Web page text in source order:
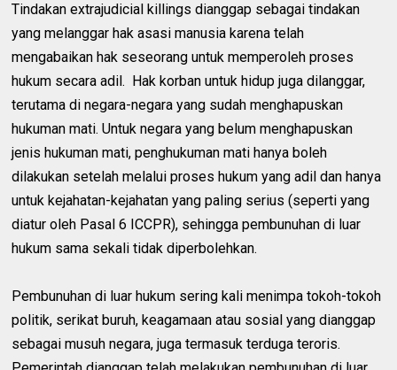
Tindakan extrajudicial killings dianggap sebagai tindakan
yang melanggar hak asasi manusia karena telah
mengabaikan hak seseorang untuk memperoleh proses
hukum secara adil. Hak korban untuk hidup juga dilanggar,
terutama di negara-negara yang sudah menghapuskan
hukuman mati. Untuk negara yang belum menghapuskan
jenis hukuman mati, penghukuman mati hanya boleh
dilakukan setelah melalui proses hukum yang adil dan hanya
untuk kejahatan-kejahatan yang paling serius (seperti yang
diatur oleh Pasal 6 ICCPR), sehingga pembunuhan di luar
hukum sama sekali tidak diperbolehkan.
Pembunuhan di luar hukum sering kali menimpa tokoh-tokoh
politik, serikat buruh, keagamaan atau sosial yang dianggap
sebagai musuh negara, juga termasuk terduga teroris.